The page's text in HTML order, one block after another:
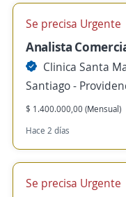
Se precisa Urgente
Analista
Clinica Santa
Santiago -
$ 1.400.000,00 (Mensual)
Hace 2 días
Se precisa Urgente